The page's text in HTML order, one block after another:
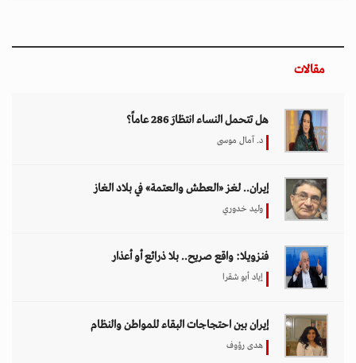
مقالات
هل تتحمل النساء انتظارَ 286 عاماً؟
د. آمال موسى
إيران.. لغز «العطش والعتمة» في بلاد الغاز
وليد خدوري
فنزويلا: واقع صريح.. بلا ذرائع أو أعذار
إياد أبو شقرا
إيران بين احتجاجات البقاء للمواطن والنظام
هدى رؤوف